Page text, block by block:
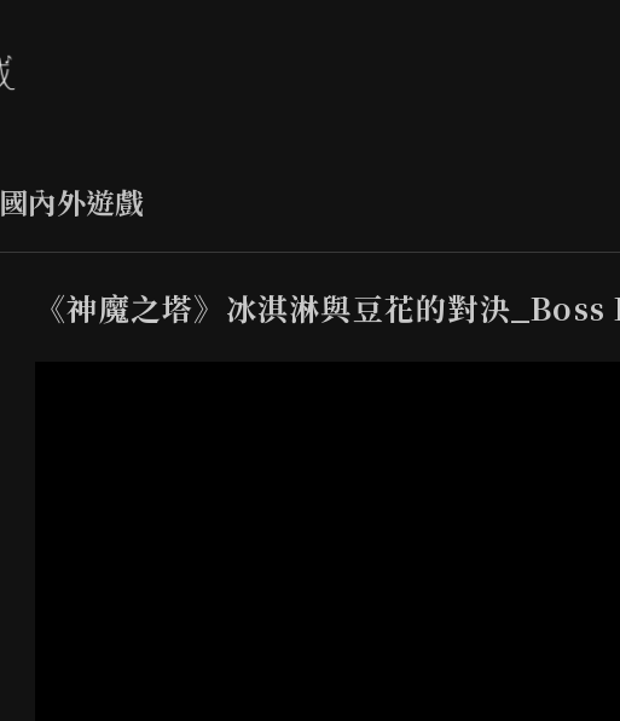
國內外遊戲
《神魔之塔》冰淇淋與豆花的對決